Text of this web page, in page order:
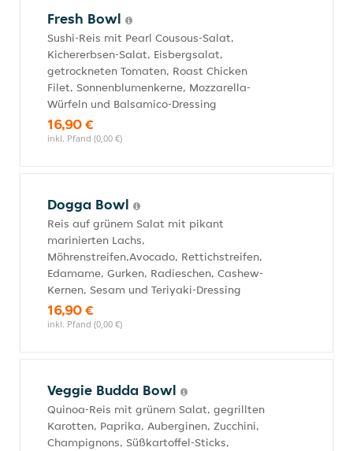
Fresh Bowl
Sushi-Reis mit Pearl Cousous-Salat,
Kichererbsen-Salat, Eisbergsalat,
getrockneten Tomaten, Roast Chicken
Filet, Sonnenblumenkerne, Mozzarella-
Würfeln und Balsamico-Dressing
16,90 €
inkl. Pfand (0,00 €)
Dogga Bowl
Reis auf grünem Salat mit pikant
marinierten Lachs,
Möhrenstreifen,Avocado, Rettichstreifen,
Edamame, Gurken, Radieschen, Cashew-
Kernen, Sesam und Teriyaki-Dressing
16,90 €
inkl. Pfand (0,00 €)
Veggie Budda Bowl
Quinoa-Reis mit grünem Salat, gegrillten
Karotten, Paprika, Auberginen, Zucchini,
Champignons, Süßkartoffel-Sticks,